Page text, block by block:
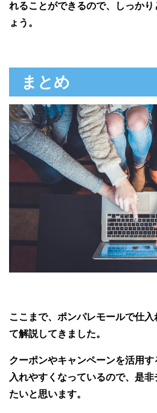
れることができるので、しっか
ょう。
まとめ
ここまで、ポンパレモールで仕
て解説してきました。
クーポンやキャンペーンを活用
入れやすくなっているので、是
たいと思います。